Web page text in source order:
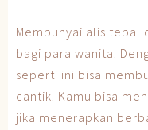
Mempunyai alis tebal
bagi para wanita.
seperti ini bisa
cantik. Kamu bisa
jika menerapkan